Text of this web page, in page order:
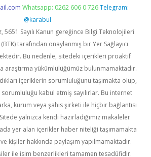
Whatsapp: 0262 606 0 726 Telegram:
@karabul
5651 Sayılı Kanun gereğince Bilgi Teknolojileri
tarafından onaylanmış bir Yer Sağlayıcı
Bu nedenle, sitedeki içerikleri proaktif
araştırma yükümlülüğümüz bulunmamaktadır.
içeriklerin sorumluluğunu taşımakta olup,
kabul etmiş sayılırlar. Bu internet
kurum veya şahıs şirketi ile hiçbir bağlantısı
yalnızca kendi hazırladığımız makaleler
yer alan içerikler haber niteliği taşımamakta
kişiler hakkında paylaşım yapılmamaktadır.
ile isim benzerlikleri tamamen tesadüfidir.